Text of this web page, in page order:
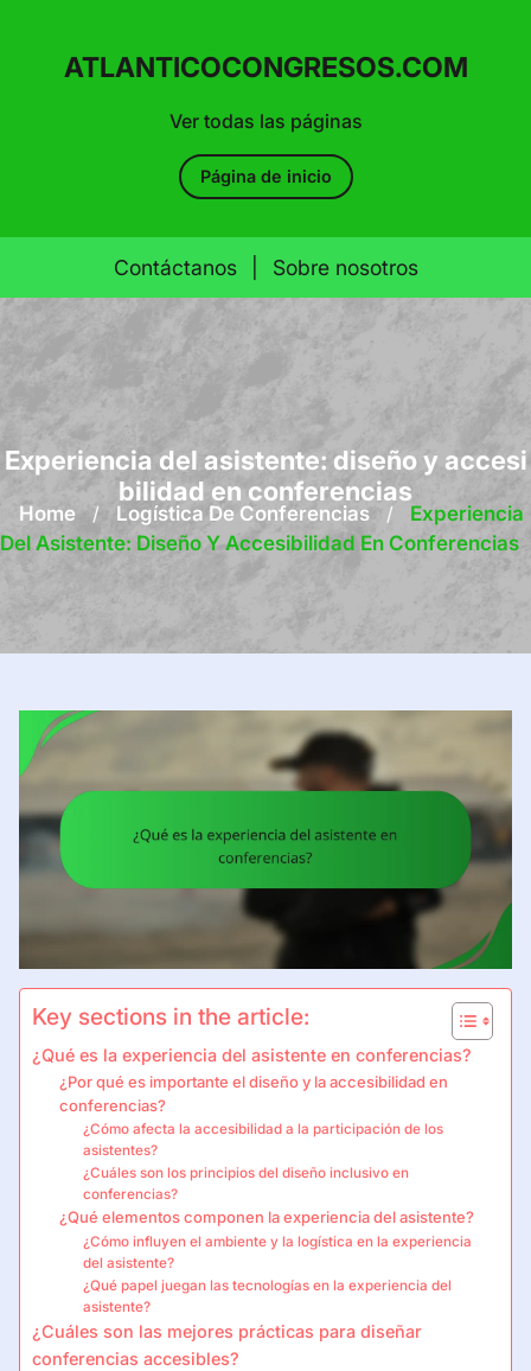
Ver todas las páginas
ATLANTICOCONGRESOS.COM
Página de inicio
Contáctanos Sobre nosotros
Experiencia del asistente: diseño y accesi
bilidad en conferencias
Home / Logística De Conferencias /
Experiencia
Del Asistente: Diseño Y Accesibilidad En Conferencias
Key sections in the article:
¿Qué es la experiencia del asistente en conferencias?
¿Por qué es importante el diseño y la accesibilidad en
conferencias?
¿Cómo afecta la accesibilidad a la participación de los
asistentes?
¿Cuáles son los principios del diseño inclusivo en
conferencias?
¿Qué elementos componen la experiencia del asistente?
¿Cómo influyen el ambiente y la logística en la experiencia
del asistente?
¿Qué papel juegan las tecnologías en la experiencia del
asistente?
¿Cuáles son las mejores prácticas para diseñar
conferencias accesibles?